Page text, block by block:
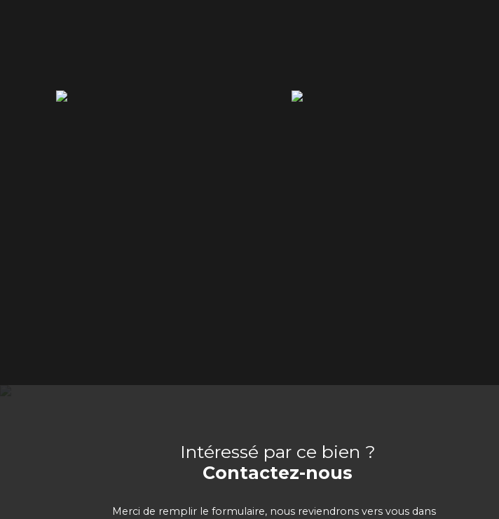
Intéressé par ce bien ?
Contactez-nous
Merci de remplir le formulaire, nous reviendrons vers vous dans